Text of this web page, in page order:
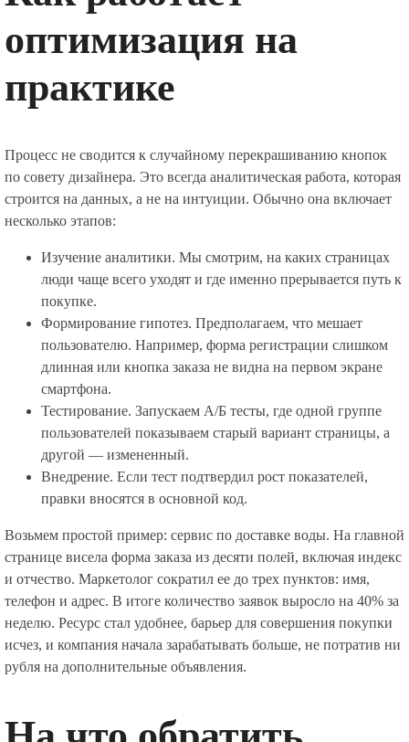
оптимизация на
практике
Процесс не сводится к случайному перекрашиванию кнопок
по совету дизайнера. Это всегда аналитическая работа, которая
строится на данных, а не на интуиции. Обычно она включает
несколько этапов:
Изучение аналитики. Мы смотрим, на каких страницах
люди чаще всего уходят и где именно прерывается путь к
покупке.
Формирование гипотез. Предполагаем, что мешает
пользователю. Например, форма регистрации слишком
длинная или кнопка заказа не видна на первом экране
смартфона.
Тестирование. Запускаем А/Б тесты, где одной группе
пользователей показываем старый вариант страницы, а
другой — измененный.
Внедрение. Если тест подтвердил рост показателей,
правки вносятся в основной код.
Возьмем простой пример: сервис по доставке воды. На главной
странице висела форма заказа из десяти полей, включая индекс
и отчество. Маркетолог сократил ее до трех пунктов: имя,
телефон и адрес. В итоге количество заявок выросло на 40% за
неделю. Ресурс стал удобнее, барьер для совершения покупки
исчез, и компания начала зарабатывать больше, не потратив ни
рубля на дополнительные объявления.